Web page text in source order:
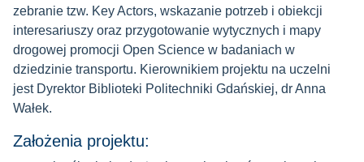
zebranie tzw. Key Actors, wskazanie potrzeb i obiekcji
interesariuszy oraz przygotowanie wytycznych i mapy
drogowej promocji Open Science w badaniach w
dziedzinie transportu. Kierownikiem projektu na uczelni
jest Dyrektor Biblioteki Politechniki Gdańskiej, dr Anna
Wałek.
Założenia projektu: